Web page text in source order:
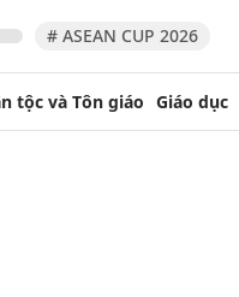
# ASEAN CUP 2026
tộc và Tôn giáo Giáo dục